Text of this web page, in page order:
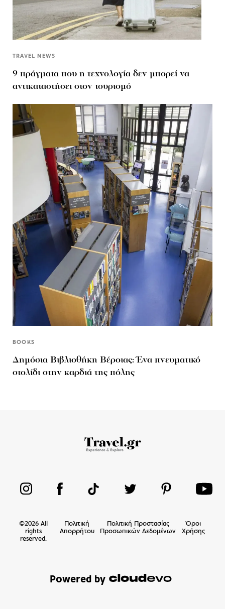
TRAVEL NEWS
9 πράγματα που η τεχνολογία δεν μπορεί να
αντικαταστήσει στον τουρισμό
BOOKS
Δημόσια Βιβλιοθήκη Βέροιας: Ένα πνευματικό
στολίδι στην καρδιά της πόλης
©2026 All
rights
reserved.
Πολιτική
Απορρήτου
Πολιτική Προστασίας
Προσωπικών Δεδομένων
Όροι
Χρήσης
Powered by